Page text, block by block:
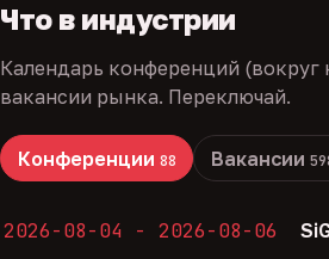
Что в индустрии
Календарь конференций
вакансии рынка. Переключай.
Конференции 88 Вакансии
2026-08-04 - 2026-08-06